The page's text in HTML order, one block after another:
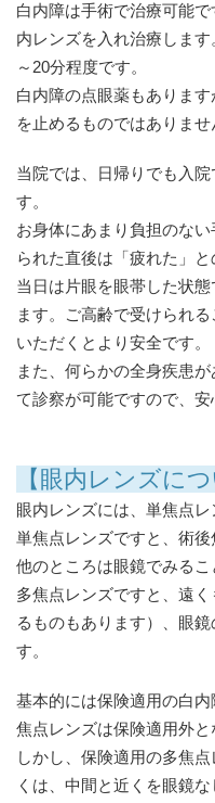
白内障は手術で治療可能
内レンズを入れ治療しま
～20分程度です。
白内障の点眼薬もありま
を止めるものではありませ
当院では、日帰りでも入
す。
お身体にあまり負担のな
られた直後は「疲れた」
当日は片眼を眼帯した状
ます。ご高齢で受けられ
いただくとより安全です。
また、何らかの全身疾患
て診察が可能ですので、安
【眼内レンズにつ
眼内レンズには、単焦点レ
単焦点レンズですと、術
他のところは眼鏡でみるこ
多焦点レンズですと、遠
るものもあります）、眼
す。
基本的には保険適用の白
焦点レンズは保険適用外と
しかし、保険適用の多焦
くは、中間と近くを眼鏡